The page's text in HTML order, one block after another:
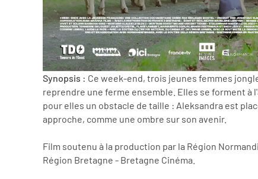
Synopsis : Ce week-end, trois jeunes femmes
reprendre une ferme ensemble. Elles se forment
pour elles un obstacle de taille : Aleksandra est
approche, comme une ombre sur son avenir.
Film soutenu à la production par la Région
Région Bretagne - Bretagne Cinéma.